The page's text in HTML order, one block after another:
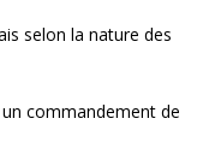
selon la nature des
commandement de